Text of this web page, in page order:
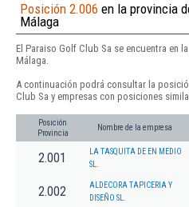
Posición 2.006 en la provincia
Málaga
El Paraiso Golf Club Sa se encuentra en
Málaga.
A continuación podrá consultar la
Club Sa y empresas con posiciones
Posición
Provincia
Nombre de la empresa
2.001
LA TASQUITA DE EN MEDIO
SL.
2.002
ALDECORA TAPICERIA Y
DISEÑO SL.